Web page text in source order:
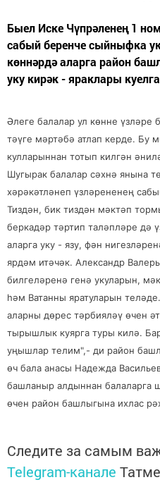
Быел Иске Чүпрәленең 1
сабый беренче сыйныфка
көннәрдә аларга район
уку кирәк - яраклары
Әлеге балалар ул көнне үзләре
тәүге мәртәбә атлап керде. Бу
кулларыннан тотып килгән
Шугырак балалар сәхнә янына
хәрәкәтләнеп үзләрененең
Тиздән, бик тиздән мәктәп
беркадәр тәртип таләпләре дә
аларга уку - язу, фән
ярдәм итәчәк. Александр
билгеләренә генә укуларын,
һәм Ватанны яратуларын
аларны дөрес тәрбияләү өчен
тырышлык куярга туры килә.
уңышлар телим",- ди район
өч бала анасы Надежда
башланыр алдыннан балаларга
өчен район башлыгына ихлас
Следите за самым
Telegram-канале